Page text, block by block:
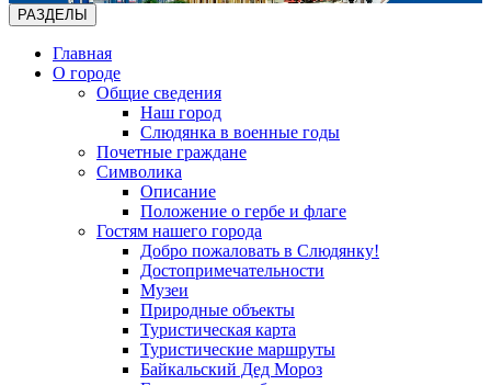
РАЗДЕЛЫ
Главная
О городе
Общие сведения
Наш город
Слюдянка в военные годы
Почетные граждане
Символика
Описание
Положение о гербе и флаге
Гостям нашего города
Добро пожаловать в Слюдянку!
Достопримечательности
Музеи
Природные объекты
Туристическая карта
Туристические маршруты
Байкальский Дед Мороз